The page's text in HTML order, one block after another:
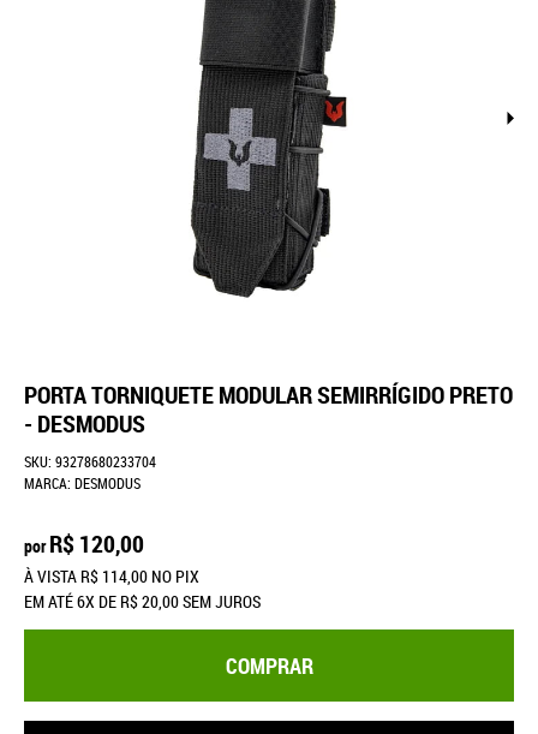
PORTA TORNIQUETE MODULAR SEMIRRÍGIDO PRETO
- DESMODUS
SKU: 93278680233704
MARCA: DESMODUS
por R$ 120,00
À VISTA R$ 114,00 NO PIX
EM ATÉ6X DE R$ 20,00SEM JUROS
COMPRAR